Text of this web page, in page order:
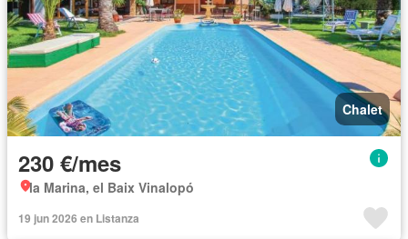
Chalet
230 €/mes
la Marina, el Baix Vinalopó
19 jun 2026 en Listanza